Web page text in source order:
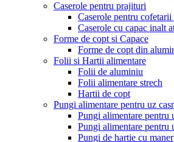
Caserole pentru prajituri
Caserole pentru
Caserole cu capac inalt
Forme de copt si Capace
Forme de copt din
Folii si Hartii alimentare
Folii de aluminiu
Folii alimentare strech
Hartii de copt
Pungi alimentare pentru uz
Pungi alimentare pentru
Pungi alimentare pentru
Pungi de hartie cu maner